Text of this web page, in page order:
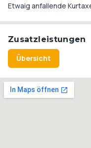
Etwaig anfallende
Zusatzleistungen
Übersicht